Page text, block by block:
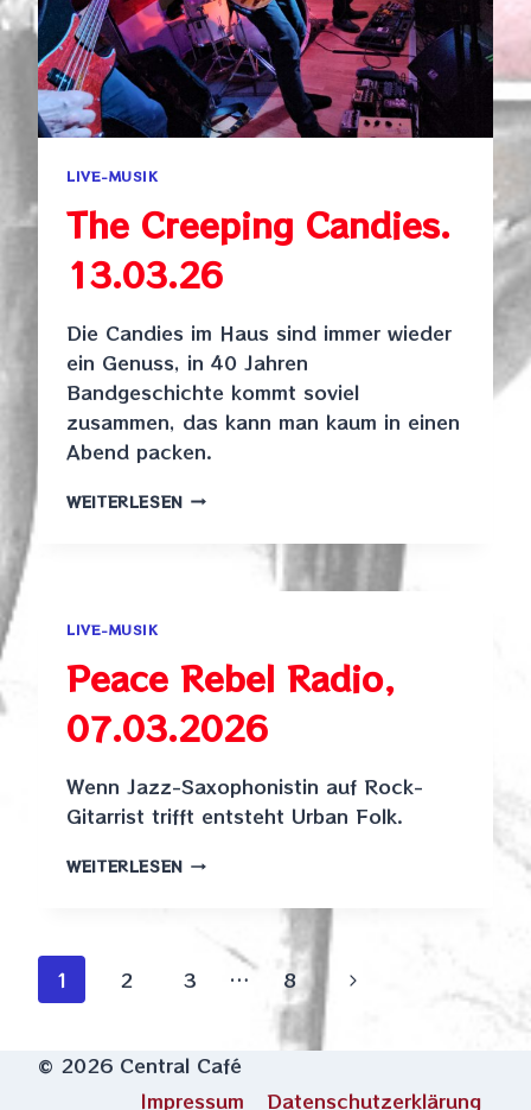
LIVE-MUSIK
The Creeping Candies.
13.03.26
Die Candies im Haus sind immer wieder
ein Genuss, in 40 Jahren
Bandgeschichte kommt soviel
zusammen, das kann man kaum in einen
Abend packen.
WEITERLESEN THE
CANDIES.
LIVE-MUSIK
Peace Rebel Radio,
07.03.2026
Wenn Jazz-Saxophonistin auf Rock-
Gitarrist trifft entsteht Urban Folk.
WEITERLESEN PEACE
Seitennavigation
1 2 3 … 8
Nächste
© 2026 Central Café
Impressum
Datenschutzerklärung